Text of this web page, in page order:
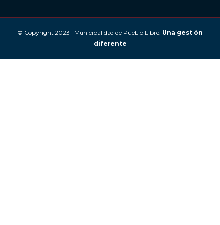
© Copyright 2023 | Municipalidad de Pueblo Libre. Una gestión
diferente